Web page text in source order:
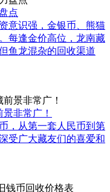
点
意识强，金银币、熊猫
每逢金价高位，龙南藏
鱼龙混杂的回收渠道
非常广！
，从第一套人民币到第
受广大藏友们的喜爱和